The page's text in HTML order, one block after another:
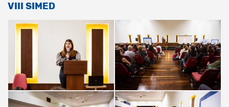
VIII SIMED